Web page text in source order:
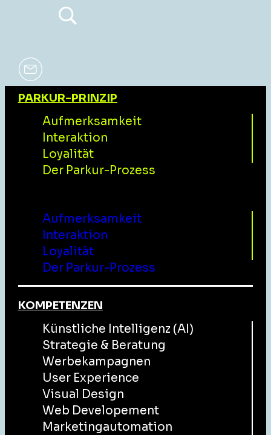
PARKUR-PRINZIP
Aufmerksamkeit
Interaktion
Loyalität
Der Parkur-Prozess
Aufmerksamkeit
Interaktion
Loyalität
Der Parkur-Prozess
KOMPETENZEN
Künstliche Intelligenz (AI)
Strategie & Beratung
Werbekampagnen
User Experience
Visual Design
Web Developement
Marketingautomation